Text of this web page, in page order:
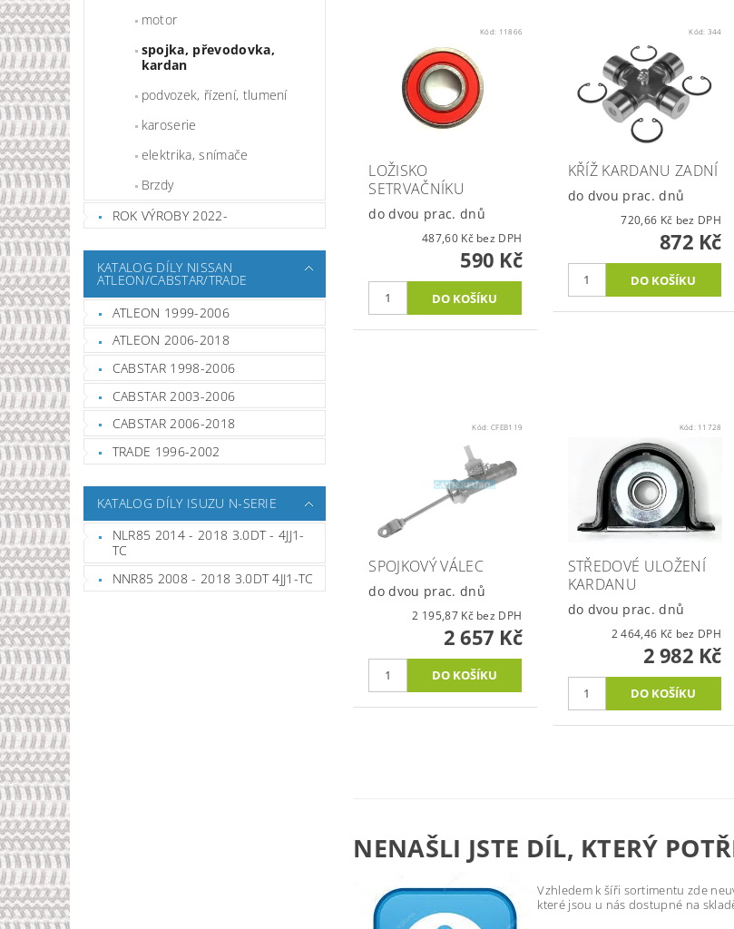
motor
spojka, převodovka,
kardan
podvozek, řízení, tlumení
karoserie
elektrika, snímače
Brzdy
ROK VÝROBY 2022-
KATALOG DÍLY NISSAN
ATLEON/CABSTAR/TRADE
ATLEON 1999-2006
ATLEON 2006-2018
CABSTAR 1998-2006
CABSTAR 2003-2006
CABSTAR 2006-2018
TRADE 1996-2002
KATALOG DÍLY ISUZU N-SERIE
NLR85 2014 - 2018 3.0DT - 4JJ1-
TC
NNR85 2008 - 2018 3.0DT 4JJ1-TC
Kód: 11866
LOŽISKO
SETRVAČNÍKU
do dvou prac. dnů
487,60 Kč bez DPH
590 Kč
Kód: 344
KŘÍŽ KARDANU ZADNÍ
do dvou prac. dnů
720,66 Kč bez DPH
872 Kč
Kód:CFEB119
SPOJKOVÝ VÁLEC
do dvou prac. dnů
2 195,87 Kč bez DPH
2 657 Kč
Kód: 11728
STŘEDOVÉ ULOŽENÍ
KARDANU
do dvou prac. dnů
2 464,46 Kč bez DPH
2 982 Kč
NENAŠLI JSTE DÍL, KTERÝ
Vzhledem k šíři sortimentu zde
které jsou u nás dostupné na